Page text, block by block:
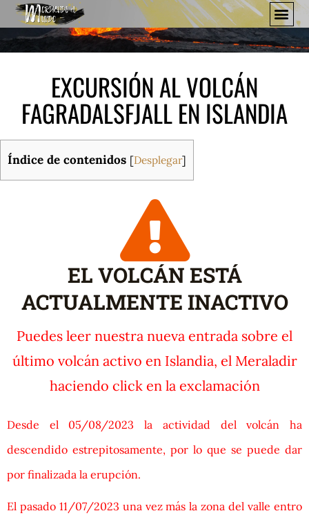
EXCURSIÓN AL VOLCÁN
FAGRADALSFJALL EN ISLANDIA
Índice de contenidos [Desplegar]
EL VOLCÁN ESTÁ
ACTUALMENTE INACTIVO
Puedes leer nuestra nueva entrada sobre el
último volcán activo en Islandia, el Meraladir
haciendo click en la exclamación
Desde el 05/08/2023 la actividad del volcán ha
descendido estrepitosamente, por lo que se puede dar
por finalizada la erupción.
El pasado 11/07/2023 una vez más la zona del valle entro